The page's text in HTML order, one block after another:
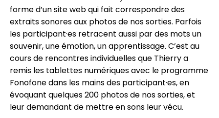
forme d’un site web qui fait correspondre des
extraits sonores aux photos de nos sorties. Parfois
les participant·es retracent aussi par des mots un
souvenir, une émotion, un apprentissage. C’est au
cours de rencontres individuelles que Thierry a
remis les tablettes numériques avec le programme
Fonofone dans les mains des participant·es, en
évoquant quelques 200 photos de nos sorties, et
leur demandant de mettre en sons leur vécu.